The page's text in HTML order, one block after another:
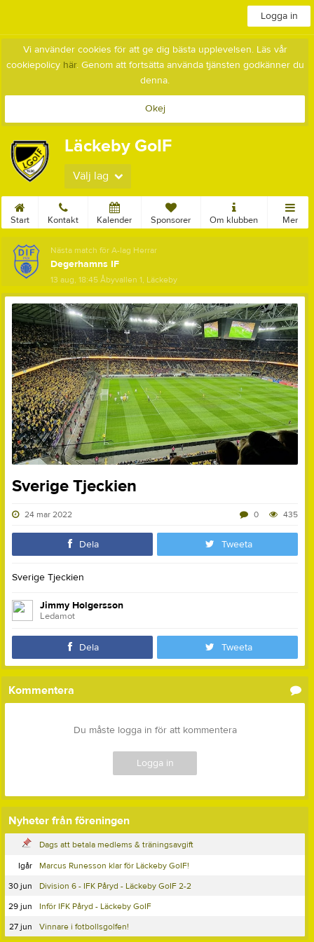
Logga in
Vi använder cookies för att ge dig bästa upplevelsen. Läs vår
cookiepolicy här. Genom att fortsätta använda tjänsten godkänner du
denna.
Okej
Läckeby GoIF
Välj lag
Start Kontakt Kalender Sponsorer Om klubben Mer
Nästa match för A-lag Herrar
Degerhamns IF
13 aug, 18:45Åbyvallen 1, Läckeby
Sverige Tjeckien
24 mar 2022 435
0
Dela Tweeta
Sverige Tjeckien
Jimmy Holgersson
Ledamot
Dela Tweeta
Kommentera
Du måste logga in för att kommentera
Logga in
Nyheter från föreningen
Dags att betala medlems & träningsavgift
Igår
Marcus Runesson klar för Läckeby GoIF!
30 jun
Division 6 - IFK Påryd - Läckeby GoIF 2-2
29 jun
Inför IFK Påryd - Läckeby GoIF
27 jun
Vinnare i fotbollsgolfen!